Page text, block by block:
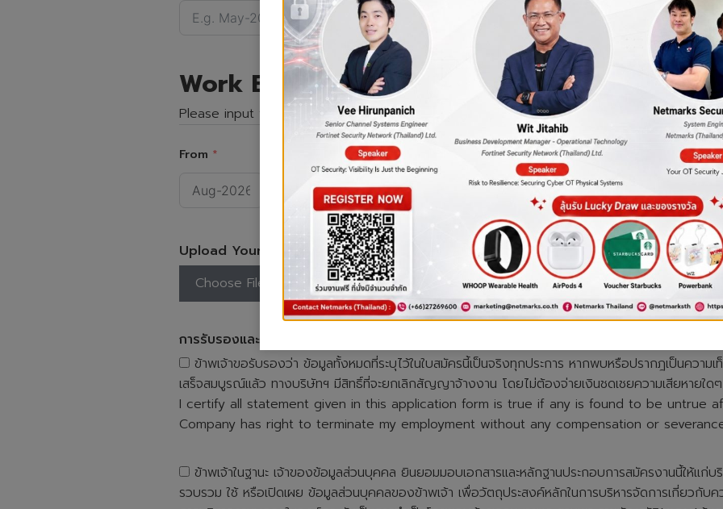
Work Experiences
Please input your experiences from Present to Past
From Company Name Position Starting Salary Final
Upload Your Resume in PDF
Choose File
การรับรองและการให้ความยินยอม
ข้าพเจ้าขอรับรองว่า ข้อมูลทั้งหมดที่ระบุไว้ในใบสมัครนี้เป็นจริงทุกประการ หากพบหรือปรากฎเป็นความ
เสร็จสมบูรณ์แล้ว ทางบริษัทฯ มีสิทธิ์ที่จะยกเลิกสัญญาจ้างงาน โดยไม่ต้องจ่ายเงินชดเชยความเสียหายใด
I certify all statement given in this application form is true if any is found to be untrue
Company has right to terminate my employment without any compensation or
ข้าพเจ้าในฐานะ เจ้าของข้อมูลส่วนบุคคล ยินยอมมอบเอกสารและหลักฐานประกอบการสมัครงานนี้ให้แก่
รวบรวม ใช้ หรือเปิดเผย ข้อมูลส่วนบุคคลของข้าพเจ้า เพื่อวัตถุประสงค์หลักในการบริหารจัดการเกี่ยวกับค